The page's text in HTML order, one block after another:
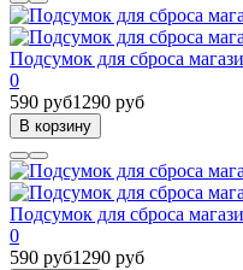
Подсумок для сброса
0
590 руб1290 руб
В корзину
Подсумок для сброса
0
590 руб1290 руб